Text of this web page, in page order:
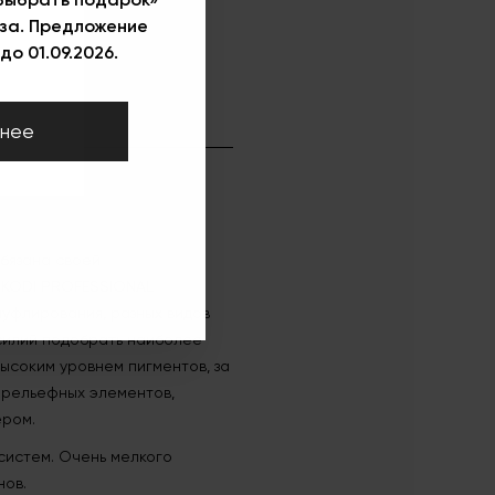
своей
PROFESSIONAL
разных видов
подобрать наиболее
уровнем пигментов, за
элементов,
Очень мелкого
Предложение
01.09.2026.